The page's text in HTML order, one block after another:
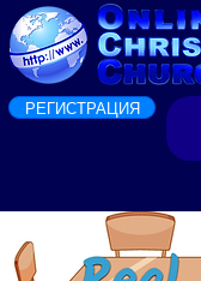
РЕГИСТРАЦИЯ